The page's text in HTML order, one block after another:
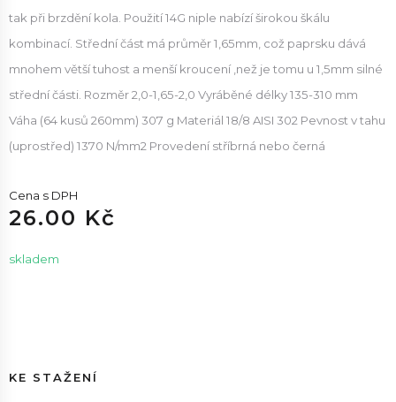
tak při brzdění kola. Použití 14G niple nabízí širokou škálu
kombinací. Střední část má průměr 1,65mm, což paprsku dává
mnohem větší tuhost a menší kroucení ,než je tomu u 1,5mm silné
střední části. Rozměr 2,0-1,65-2,0 Vyráběné délky 135-310 mm
Váha (64 kusů 260mm) 307 g Materiál 18/8 AISI 302 Pevnost v tahu
(uprostřed) 1370 N/mm2 Provedení stříbrná nebo černá
Cena s DPH
26.00 Kč
skladem
KE STAŽENÍ